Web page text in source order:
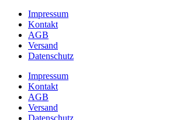
Impressum
Kontakt
AGB
Versand
Datenschutz
Impressum
Kontakt
AGB
Versand